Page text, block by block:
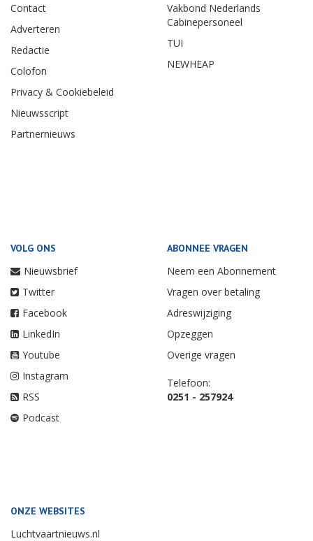
Contact
Adverteren
Redactie
Colofon
Privacy & Cookiebeleid
Nieuwsscript
Partnernieuws
Vakbond Nederlands
Cabinepersoneel
TUI
NEWHEAP
VOLG ONS
Nieuwsbrief
Twitter
Facebook
LinkedIn
Youtube
Instagram
RSS
Podcast
ABONNEE VRAGEN
Neem een Abonnement
Vragen over betaling
Adreswijziging
Opzeggen
Overige vragen
Telefoon:
0251 - 257924
ONZE WEBSITES
Luchtvaartnieuws.nl